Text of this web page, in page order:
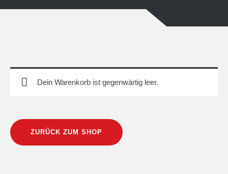
Dein Warenkorb ist gegenwärtig leer.
ZURÜCK ZUM SHOP